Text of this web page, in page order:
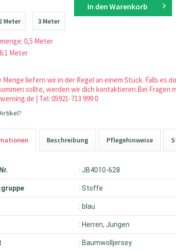
Meter 3 Meter
0,5 Meter
Meter
In den Warenkorb
liefern wir in der Regel an einem Stück. Falls es
sollte, werden wir dich kontaktieren.Bei Fragen
| Tel: 05921-713 999 0
Beschreibung Pflegehinweise
: JB4010-628
: Stoffe
: blau
: Herren, Jungen
: Baumwolljersey